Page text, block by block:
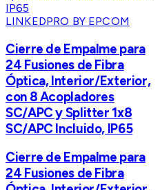
LINKEDPRO BY EPCOM
Cierre de Empalme para
24 Fusiones de Fibra
Óptica, Interior/Exterior,
con 8 Acopladores
SC/APC y Splitter 1x8
SC/APC Incluido, IP65
Cierre de Empalme para
24 Fusiones de Fibra